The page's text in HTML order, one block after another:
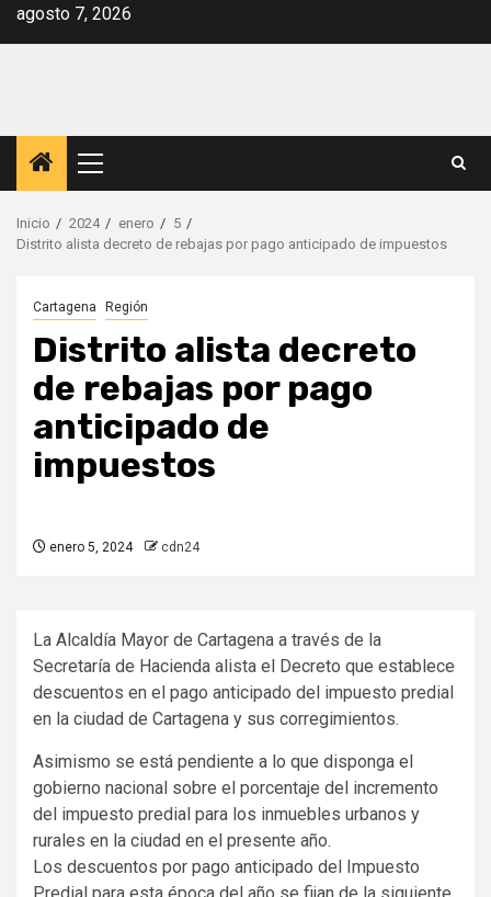
Saltar
agosto 7, 2026
Menú
principal
Inicio 2024 enero
5
Distrito alista decreto de rebajas por pago anticipado de impuestos
Cartagena Región
Distrito alista decreto
de rebajas por pago
anticipado de
impuestos
enero 5, 2024 cdn24
La Alcaldía Mayor de Cartagena a través de la
Secretaría de Hacienda alista el Decreto que establece
descuentos en el pago anticipado del impuesto predial
en la ciudad de Cartagena y sus corregimientos.
Asimismo se está pendiente a lo que disponga el
gobierno nacional sobre el porcentaje del incremento
del impuesto predial para los inmuebles urbanos y
rurales en la ciudad en el presente año.
Los descuentos por pago anticipado del Impuesto